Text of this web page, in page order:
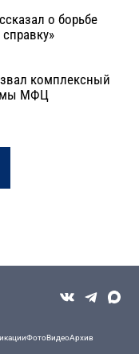
о борьбе
комплексный
МФЦ
ФотоВидеоАрхив